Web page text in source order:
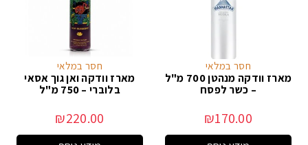
חסר במלאי
מארז וודקה מנהטן 700 מ"ל
– כשר לפסח
₪170.00
חסר במלאי
מארז וודקה ואן גוך אסאי
בלוברי – 750 מ"ל
₪220.00